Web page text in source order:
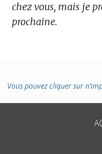
chez vous, mais je
prochaine.
Vous pouvez cliquer sur